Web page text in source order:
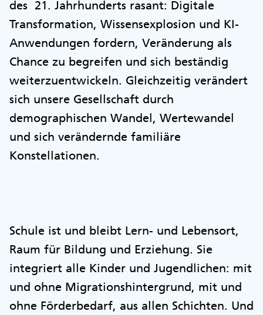
des 21. Jahrhunderts rasant: Digitale
Transformation, Wissensexplosion und KI-
Anwendungen fordern, Veränderung als
Chance zu begreifen und sich beständig
weiterzuentwickeln. Gleichzeitig verändert
sich unsere Gesellschaft durch
demographischen Wandel, Wertewandel
und sich verändernde familiäre
Konstellationen.
Schule ist und bleibt Lern- und Lebensort,
Raum für Bildung und Erziehung. Sie
integriert alle Kinder und Jugendlichen: mit
und ohne Migrationshintergrund, mit und
ohne Förderbedarf, aus allen Schichten. Und